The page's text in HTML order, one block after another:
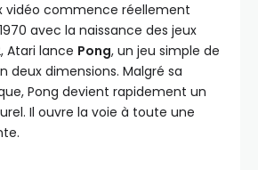
vidéo commence réellement
avec la naissance des jeux
Atari lance Pong, un jeu simple de
deux dimensions. Malgré sa
Pong devient rapidement un
Il ouvre la voie à toute une